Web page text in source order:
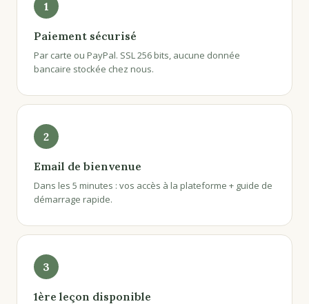
1
Paiement sécurisé
Par carte ou PayPal. SSL 256 bits, aucune donnée
bancaire stockée chez nous.
2
Email de bienvenue
Dans les 5 minutes : vos accès à la plateforme + guide de
démarrage rapide.
3
1ère leçon disponible